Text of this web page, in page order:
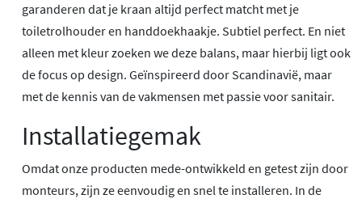
garanderen dat je kraan altijd perfect matcht met je
toiletrolhouder en handdoekhaakje. Subtiel perfect. En niet
alleen met kleur zoeken we deze balans, maar hierbij ligt ook
de focus op design. Geïnspireerd door Scandinavië, maar
met de kennis van de vakmensen met passie voor sanitair.
Installatiegemak
Omdat onze producten mede-ontwikkeld en getest zijn door
monteurs, zijn ze eenvoudig en snel te installeren. In de